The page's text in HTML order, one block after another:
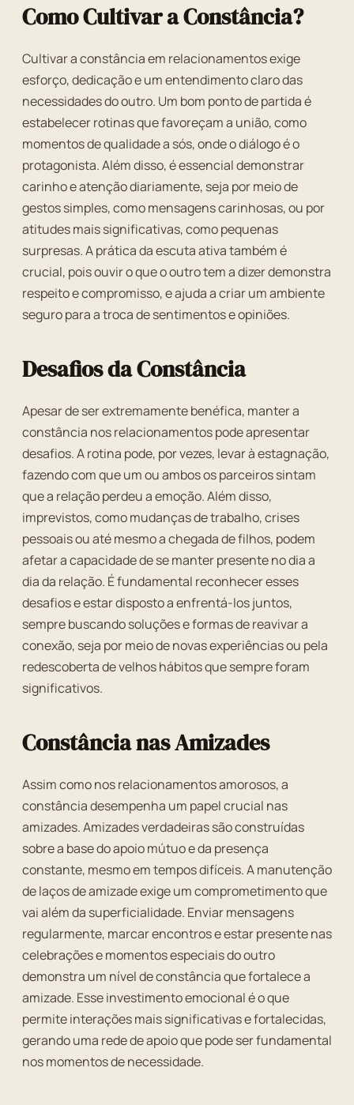
Como Cultivar a Constância?
Cultivar a constância em relacionamentos exige
esforço, dedicação e um entendimento claro das
necessidades do outro. Um bom ponto de partida é
estabelecer rotinas que favoreçam a união, como
momentos de qualidade a sós, onde o diálogo é o
protagonista. Além disso, é essencial demonstrar
carinho e atenção diariamente, seja por meio de
gestos simples, como mensagens carinhosas, ou por
atitudes mais significativas, como pequenas
surpresas. A prática da escuta ativa também é
crucial, pois ouvir o que o outro tem a dizer demonstra
respeito e compromisso, e ajuda a criar um ambiente
seguro para a troca de sentimentos e opiniões.
Desafios da Constância
Apesar de ser extremamente benéfica, manter a
constância nos relacionamentos pode apresentar
desafios. A rotina pode, por vezes, levar à estagnação,
fazendo com que um ou ambos os parceiros sintam
que a relação perdeu a emoção. Além disso,
imprevistos, como mudanças de trabalho, crises
pessoais ou até mesmo a chegada de filhos, podem
afetar a capacidade de se manter presente no dia a
dia da relação. É fundamental reconhecer esses
desafios e estar disposto a enfrentá-los juntos,
sempre buscando soluções e formas de reavivar a
conexão, seja por meio de novas experiências ou pela
redescoberta de velhos hábitos que sempre foram
significativos.
Constância nas Amizades
Assim como nos relacionamentos amorosos, a
constância desempenha um papel crucial nas
amizades. Amizades verdadeiras são construídas
sobre a base do apoio mútuo e da presença
constante, mesmo em tempos difíceis. A manutenção
de laços de amizade exige um comprometimento que
vai além da superficialidade. Enviar mensagens
regularmente, marcar encontros e estar presente nas
celebrações e momentos especiais do outro
demonstra um nível de constância que fortalece a
amizade. Esse investimento emocional é o que
permite interações mais significativas e fortalecidas,
gerando uma rede de apoio que pode ser fundamental
nos momentos de necessidade.